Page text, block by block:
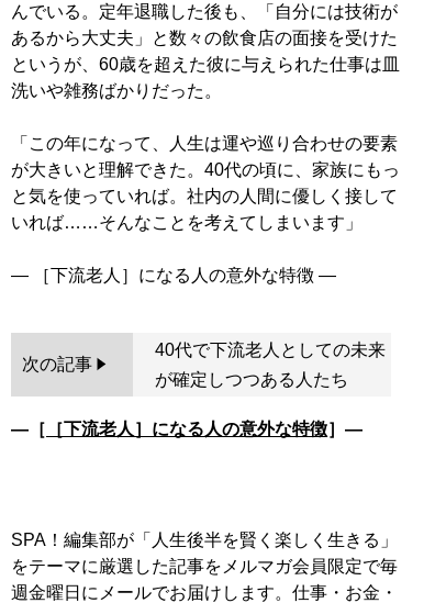
んでいる。定年退職した後も、「自分には技術が
あるから大丈夫」と数々の飲食店の面接を受けた
というが、60歳を超えた彼に与えられた仕事は皿
洗いや雑務ばかりだった。
「この年になって、人生は運や巡り合わせの要素
が大きいと理解できた。40代の頃に、家族にもっ
と気を使っていれば。社内の人間に優しく接して
いれば……そんなことを考えてしまいます」
次の記事
40代で下流老人としての未来
が確定しつつある人たち
―［ ［下流老人］になる人の意外な特徴］―
SPA！編集部が「人生後半を賢く楽しく生きる」
をテーマに厳選した記事をメルマガ会員限定で毎
週金曜日にメールでお届けします。仕事・お金・